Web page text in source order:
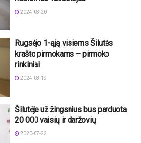
2024-08-20
Rugsėjo 1-ąją visiems Šilutės
krašto pirmokams – pirmoko
rinkiniai
2024-08-19
Šilutėje už žingsnius bus parduota
20 000 vaisių ir daržovių
2020-07-22